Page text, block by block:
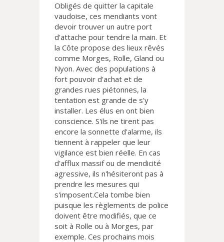
Obligés de quitter la capitale
vaudoise, ces mendiants vont
devoir trouver un autre port
d'attache pour tendre la main. Et
la Côte propose des lieux rêvés
comme Morges, Rolle, Gland ou
Nyon. Avec des populations à
fort pouvoir d'achat et de
grandes rues piétonnes, la
tentation est grande de s'y
installer. Les élus en ont bien
conscience. S'ils ne tirent pas
encore la sonnette d'alarme, ils
tiennent à rappeler que leur
vigilance est bien réelle. En cas
d'afflux massif ou de mendicité
agressive, ils n'hésiteront pas à
prendre les mesures qui
s'imposent.Cela tombe bien
puisque les règlements de police
doivent être modifiés, que ce
soit à Rolle ou à Morges, par
exemple. Ces prochains mois